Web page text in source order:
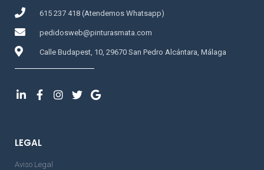
615 237 418 (Atendemos Whatsapp)
pedidosweb@pinturasmata.com
Calle Budapest, 10, 29670 San Pedro Alcántara, Málaga
LEGAL
Aviso Legal